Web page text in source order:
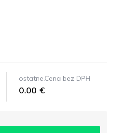
ostatne.Cena bez DPH
0.00 €